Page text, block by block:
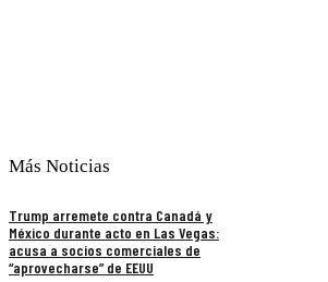
Más Noticias
Trump arremete contra Canadá y
México durante acto en Las Vegas:
acusa a socios comerciales de
“aprovecharse” de EEUU